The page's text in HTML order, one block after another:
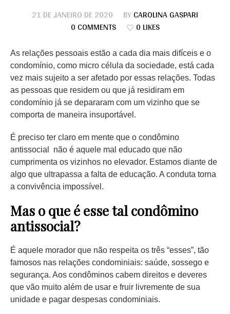
21 DE JANEIRO DE 2020
BYCAROLINA GASPARI
0 COMMENTS
0 LIKES
As relações pessoais estão a cada dia mais difíceis e o
condomínio, como micro célula da sociedade, está cada
vez mais sujeito a ser afetado por essas relações. Todas
as pessoas que residem ou que já residiram em
condomínio já se depararam com um vizinho que se
comporta de maneira insuportável.
É preciso ter claro em mente que o condômino
antissocial não é aquele mal educado que não
cumprimenta os vizinhos no elevador. Estamos diante de
algo que ultrapassa a falta de educação. A conduta torna
a convivência impossível.
Mas o que é esse tal condômino
antissocial?
É aquele morador que não respeita os três “esses”, tão
famosos nas relações condominiais: saúde, sossego e
segurança. Aos condôminos cabem direitos e deveres
que vão muito além de usar e fruir livremente de sua
unidade e pagar despesas condominiais.